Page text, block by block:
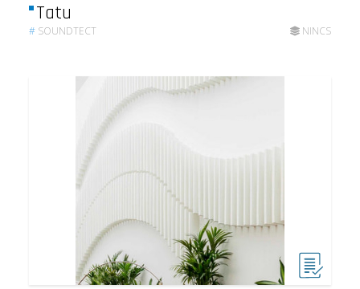
Tatu
# SOUNDTECT NINCS